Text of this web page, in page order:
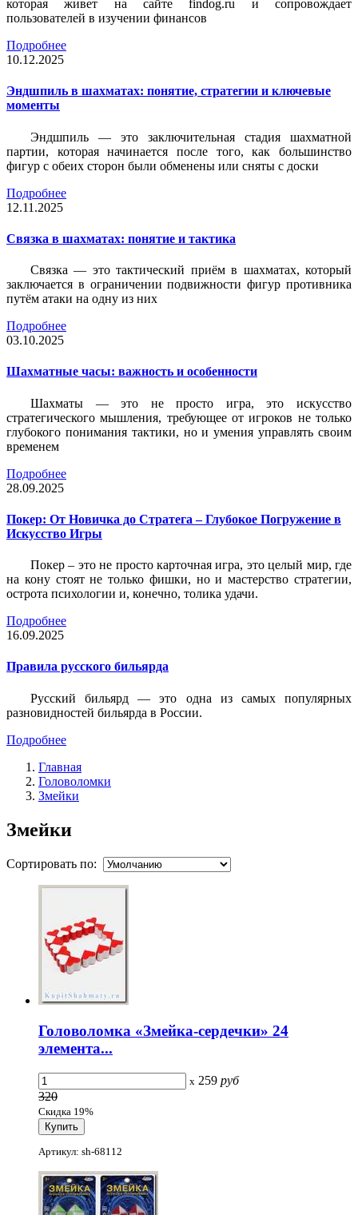
которая живет на сайте findog.ru и сопровождает
пользователей в изучении финансов
Подробнее
10.12.2025
Эндшпиль в шахматах: понятие, стратегии и ключевые
моменты
Эндшпиль — это заключительная стадия шахматной
партии, которая начинается после того, как большинство
фигур с обеих сторон были обменены или сняты с доски
Подробнее
12.11.2025
Связка в шахматах: понятие и тактика
Связка — это тактический приём в шахматах, который
заключается в ограничении подвижности фигур противника
путём атаки на одну из них
Подробнее
03.10.2025
Шахматные часы: важность и особенности
Шахматы — это не просто игра, это искусство
стратегического мышления, требующее от игроков не только
глубокого понимания тактики, но и умения управлять своим
временем
Подробнее
28.09.2025
Покер: От Новичка до Стратега – Глубокое Погружение в
Искусство Игры
Покер – это не просто карточная игра, это целый мир, где
на кону стоят не только фишки, но и мастерство стратегии,
острота психологии и, конечно, толика удачи.
Подробнее
16.09.2025
Правила русского бильярда
Русский бильярд — это одна из самых популярных
разновидностей бильярда в России.
Подробнее
Главная
Головоломки
Змейки
Змейки
Сортировать по:
Головоломка «Змейка-сердечки» 24
элемента...
x 259 руб
320
Скидка 19%
Артикул: sh-68112